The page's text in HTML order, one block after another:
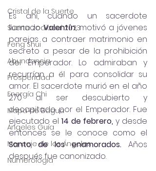
Cristal de la Suerte
Suerte zodiacal 2023
Feng Shui
Abundancia
Prosperidad
Energía Chi
Mapa de Bagua
Ángeles Guía
Mensaje de los Ángeles
Numerología
Es ahí, cuando un sacerdote
llamado Valentín, motivó a jóvenes
parejas a contraer matrimonio en
secreto a pesar de la prohibición
del Emperador. Lo admiraban y
recurrían a él para consolidar su
amor. El sacerdote murió en el año
270 al ser descubierto y
decapitado por el Emperador. Fue
ejecutado el 14 de febrero, y desde
Santo de los enamorados. Años
después fue canonizado.